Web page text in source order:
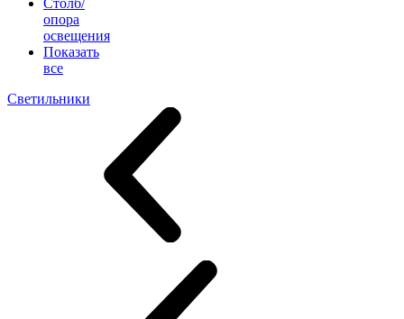
Столб/
опора
освещения
Показать
все
Светильники